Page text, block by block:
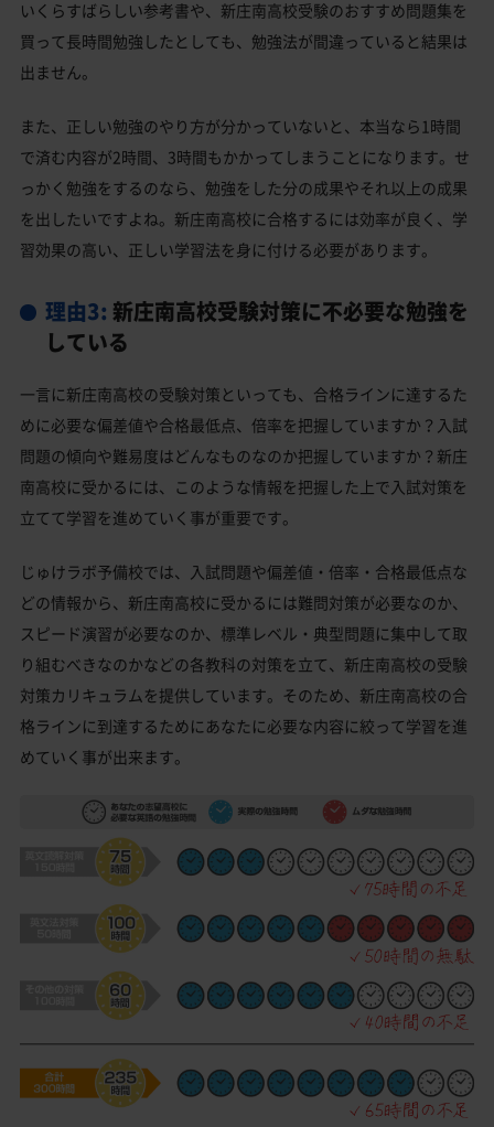
いくらすばらしい参考書や、新庄南高校受験のおすすめ問題集を
買って長時間勉強したとしても、勉強法が間違っていると結果は
出ません。
また、正しい勉強のやり方が分かっていないと、本当なら1時間
で済む内容が2時間、3時間もかかってしまうことになります。せ
っかく勉強をするのなら、勉強をした分の成果やそれ以上の成果
を出したいですよね。新庄南高校に合格するには効率が良く、学
習効果の高い、正しい学習法を身に付ける必要があります。
理由3: 新庄南高校受験対策に不必要な勉強を
している
一言に新庄南高校の受験対策といっても、合格ラインに達するた
めに必要な偏差値や合格最低点、倍率を把握していますか？入試
問題の傾向や難易度はどんなものなのか把握していますか？新庄
南高校に受かるには、このような情報を把握した上で入試対策を
立てて学習を進めていく事が重要です。
じゅけラボ予備校では、入試問題や偏差値・倍率・合格最低点な
どの情報から、新庄南高校に受かるには難問対策が必要なのか、
スピード演習が必要なのか、標準レベル・典型問題に集中して取
り組むべきなのかなどの各教科の対策を立て、新庄南高校の受験
対策カリキュラムを提供しています。そのため、新庄南高校の合
格ラインに到達するためにあなたに必要な内容に絞って学習を進
めていく事が出来ます。